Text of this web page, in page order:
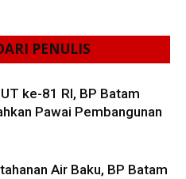
PENULIS
ke-81 RI, BP Batam
Pawai Pembangunan
Air Baku, BP Batam